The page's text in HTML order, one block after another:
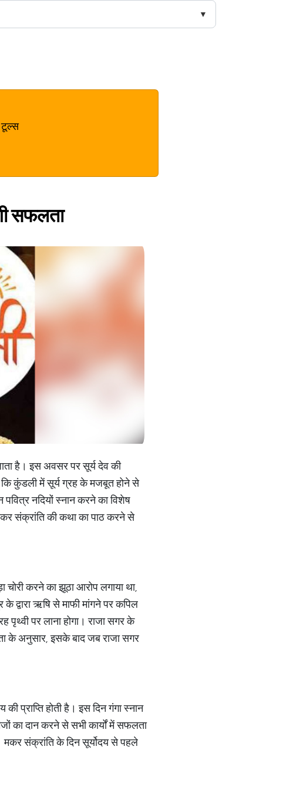
टूल्स
सफलता
है। इस अवसर पर सूर्य देव की
कि कुंडली में सूर्य ग्रह के मजबूत होने से
नदियों स्नान करने का विशेष
संक्रांति की कथा का पाठ करने से
करने का झूठा आरोप लगाया था,
द्वारा ऋषि से माफी मांगने पर कपिल
पृथ्वी पर लाना होगा। राजा सगर के
के अनुसार, इसके बाद जब राजा सगर
प्राप्ति होती है। इस दिन गंगा स्नान
का दान करने से सभी कार्यों में सफलता
मकर संक्रांति के दिन सूर्योदय से पहले